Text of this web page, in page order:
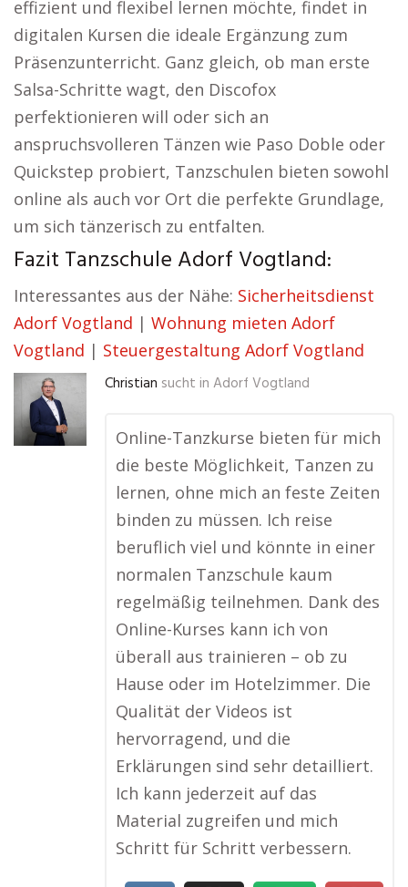
effizient und flexibel lernen möchte, findet in
digitalen Kursen die ideale Ergänzung zum
Präsenzunterricht. Ganz gleich, ob man erste
Salsa-Schritte wagt, den Discofox
perfektionieren will oder sich an
anspruchsvolleren Tänzen wie Paso Doble oder
Quickstep probiert, Tanzschulen bieten sowohl
online als auch vor Ort die perfekte Grundlage,
um sich tänzerisch zu entfalten.
Fazit Tanzschule Adorf Vogtland:
Interessantes aus der Nähe: Sicherheitsdienst
Adorf Vogtland | Wohnung mieten Adorf
Vogtland | Steuergestaltung Adorf Vogtland
Christian sucht in Adorf Vogtland
Online-Tanzkurse bieten für mich
die beste Möglichkeit, Tanzen zu
lernen, ohne mich an feste Zeiten
binden zu müssen. Ich reise
beruflich viel und könnte in einer
normalen Tanzschule kaum
regelmäßig teilnehmen. Dank des
Online-Kurses kann ich von
überall aus trainieren – ob zu
Hause oder im Hotelzimmer. Die
Qualität der Videos ist
hervorragend, und die
Erklärungen sind sehr detailliert.
Ich kann jederzeit auf das
Material zugreifen und mich
Schritt für Schritt verbessern.